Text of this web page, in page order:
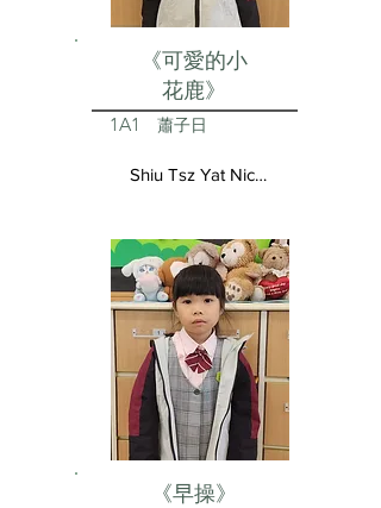
《可愛的小
花鹿》
1A1 蕭子日
Shiu Tsz Yat Nicolas
《早操》